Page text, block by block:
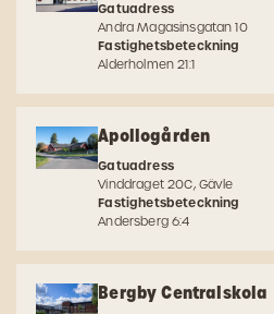
Gatuadress
Andra Magasinsgatan 10
Fastighetsbeteckning
Alderholmen 21:1
Apollogården
Gatuadress
Vinddraget 20C, Gävle
Fastighetsbeteckning
Andersberg 6:4
Bergby Centralskola